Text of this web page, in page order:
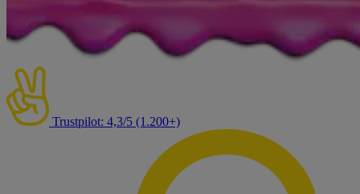
Trustpilot: 4,3/5 (1.200+)